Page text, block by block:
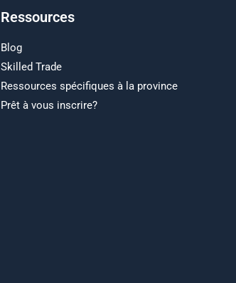
Ressources
Blog
Skilled Trade
Ressources spécifiques à la province
Prêt à vous inscrire?